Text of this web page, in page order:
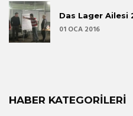
Das Lager Ailesi
01 OCA 2016
HABER KATEGORILERI